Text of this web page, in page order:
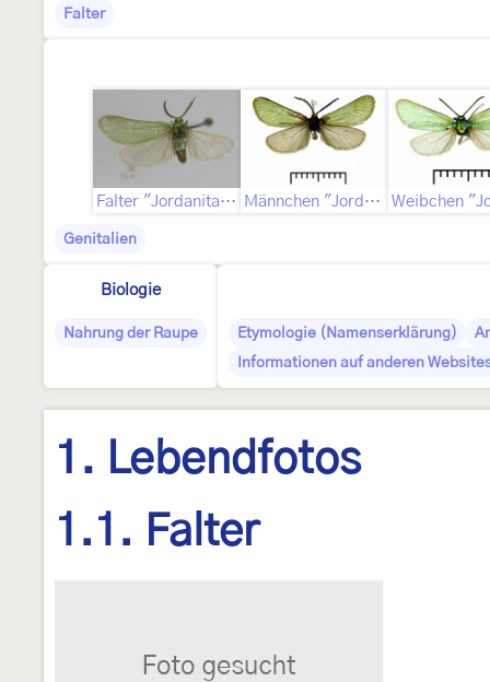
Falter
Falter "Jordanita scintillosa" Männchen "Jordanita smaragdonna"
Genitalien
Biologie
Nahrung der Raupe Etymologie (Namenserklärung)
Informationen auf anderen
1. Lebendfotos
1.1. Falter